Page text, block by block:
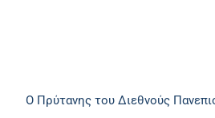
O Πρύτανης του Διεθνούς